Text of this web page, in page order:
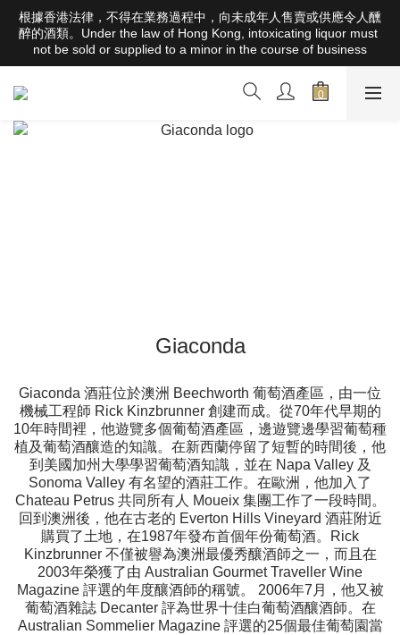
根據香港法律，不得在業務過程中，向未成年人售賣或供應令人醺
醉的酒類。Under the law of Hong Kong, intoxicating liquor must
not be sold or supplied to a minor in the course of business
根據香港法律，不得在業務過程中，向未成年人售賣或供應令人醺
醉的酒類。Under the law of Hong Kong, intoxicating liquor must
not be sold or supplied to a minor in the course of business
全店滿HK$1000 免運費（香港）； HK$2500 免運費（澳門）；
SGD800 免運費（新加坡）；TWD20,000免運費（台灣）；
Giaconda
Giaconda 酒莊位於澳洲 Beechworth 葡萄酒產區，由一位
機械工程師 Rick Kinzbrunner 創建而成。從70年代早期的
10年時間裡，他遊覽多個葡萄酒產區，邊遊覽邊學習葡萄種
植及葡萄酒釀造的知識。在新西蘭停留了短暫的時間後，他
到美國加州大學學習葡萄酒知識，並在 Napa Valley 及
Sonoma Valley 有名望的酒莊工作。在歐洲，他加入了
Chateau Petrus 共同所有人 Moueix 集團工作了一段時間。
回到澳洲後，他在古老的 Everton Hills Vineyard 酒莊附近
購買了土地，在1987年發布首個年份葡萄酒。Rick
Kinzbrunner 不僅被譽為澳洲最優秀釀酒師之一，而且在
2003年榮獲了由 Australian Gourmet Traveller Wine
Magazine 評選的年度釀酒師的稱號。 2006年7月，他又被
葡萄酒雜誌 Decanter 評為世界十佳白葡萄酒釀酒師。在
Australian Sommelier Magazine 評選的25個最佳葡萄園當